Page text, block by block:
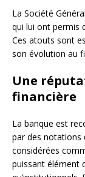
La Société
qui lui ont permis
Ces atouts sont
son évolution au
Une
financière
La banque est
par des notations
considérées
puissant élément